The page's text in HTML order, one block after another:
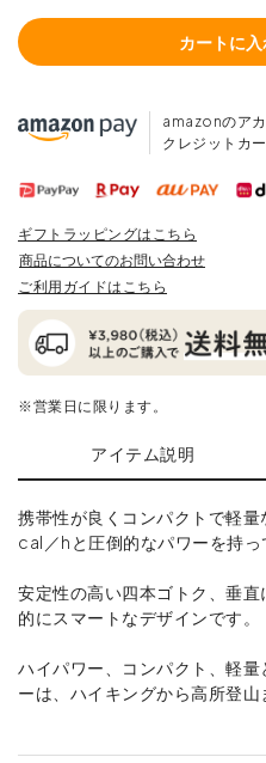
カートに入
amazonのアカ
クレジットカ
ギフトラッピングはこちら
商品についてのお問い合わせ
ご利用ガイドはこちら
※営業日に限ります。
アイテム説明
携帯性が良くコンパクトで軽
cal／hと圧倒的なパワーを持っ
安定性の高い四本ゴトク、垂
的にスマートなデザインです。
ハイパワー、コンパクト、軽
ーは、ハイキングから高所登山